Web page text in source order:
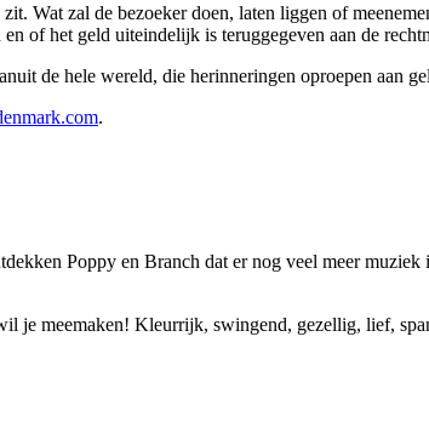
Wat zal de bezoeker doen, laten liggen of
of het geld uiteindelijk is teruggegeven aan de
de hele wereld, die herinneringen oproepen aan
.
Poppy en Branch dat er nog veel meer muziek
je meemaken! Kleurrijk, swingend, gezellig, lief,